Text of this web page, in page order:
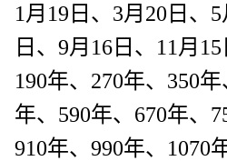
1月19日、3月20日、
日、9月16日、11月15
190年、270年、350
年、590年、670年、
910年、990年、1070